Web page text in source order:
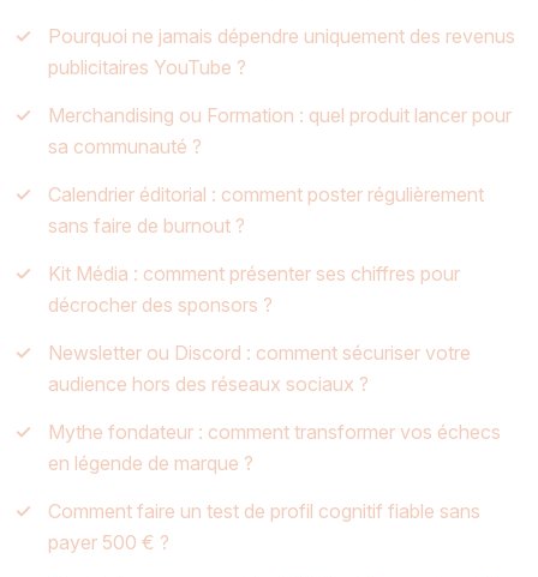
Pourquoi ne jamais dépendre uniquement des revenus
publicitaires YouTube ?
Merchandising ou Formation : quel produit lancer pour
sa communauté ?
Calendrier éditorial : comment poster régulièrement
sans faire de burnout ?
Kit Média : comment présenter ses chiffres pour
décrocher des sponsors ?
Newsletter ou Discord : comment sécuriser votre
audience hors des réseaux sociaux ?
Mythe fondateur : comment transformer vos échecs
en légende de marque ?
Comment faire un test de profil cognitif fiable sans
payer 500 € ?